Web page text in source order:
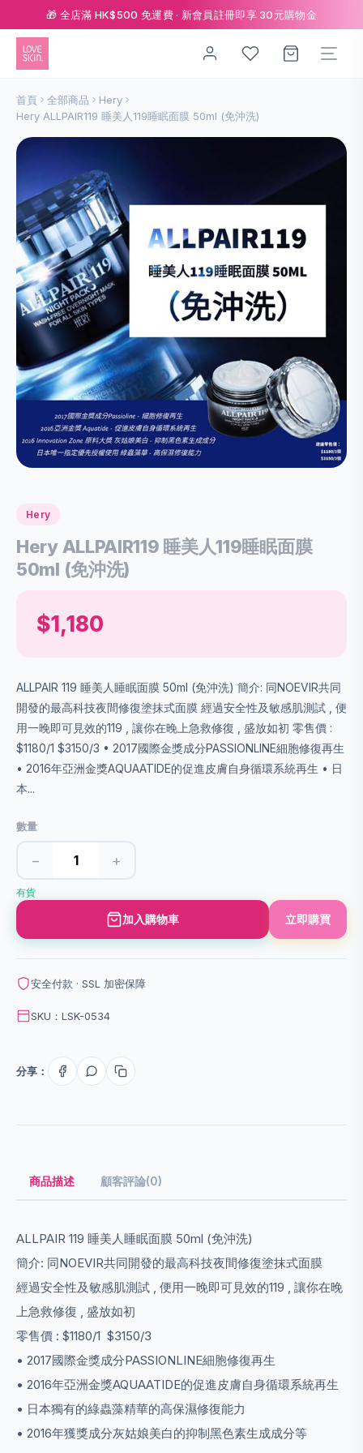
🎁 全店滿 HK$500 免運費 · 新會員註冊即享 30元購物金
首頁 全部商品
Hery
Hery ALLPAIR119 睡美人119睡眠面膜 50ml (免沖洗)
Hery
Hery ALLPAIR119 睡美人119睡眠面膜
50ml (免沖洗)
$1,180
ALLPAIR 119 睡美人睡眠面膜 50ml (免沖洗) 簡介: 同NOEVIR共同
開發的最高科技夜間修復塗抹式面膜 經過安全性及敏感肌測試 , 便
用一晚即可見效的119 , 讓你在晚上急救修復 , 盛放如初 零售價 :
$1180/1 $3150/3 • 2017國際金獎成分PASSIONLINE細胞修復再生
• 2016年亞洲金獎AQUAATIDE的促進皮膚自身循環系統再生 • 日
本...
數量
− +
有貨
加入購物車 立即購買
安全付款 · SSL 加密保障
SKU：LSK-0534
分享：
商品描述 顧客評論(0)
ALLPAIR 119 睡美人睡眠面膜 50ml (免沖洗)
簡介: 同NOEVIR共同開發的最高科技夜間修復塗抹式面膜
經過安全性及敏感肌測試 , 便用一晚即可見效的119 , 讓你在晚
上急救修復 , 盛放如初
零售價 : $1180/1 $3150/3
• 2017國際金獎成分PASSIONLINE細胞修復再生
• 2016年亞洲金獎AQUAATIDE的促進皮膚自身循環系統再生
• 日本獨有的綠蟲藻精華的高保濕修復能力
• 2016年獲獎成分灰姑娘美白的抑制黑色素生成成分等